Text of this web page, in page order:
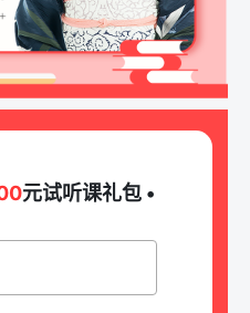
元试听课礼包 •